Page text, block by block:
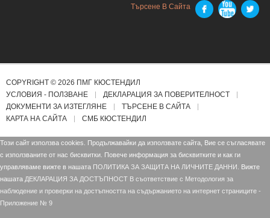
Търсене В Сайта
COPYRIGHT © 2026 ПМГ КЮСТЕНДИЛ
УСЛОВИЯ - ПОЛЗВАНЕ
ДЕКЛАРАЦИЯ ЗА ПОВЕРИТЕЛНОСТ
ДОКУМЕНТИ ЗА ИЗТЕГЛЯНЕ
ТЪРСЕНЕ В САЙТА
КАРТА НА САЙТА
СМБ КЮСТЕНДИЛ
Този сайт използва cookies. Продължавайки да използвате сайта, Вие се съгласявате
с използваните от нас бисквитки. Повече информация за бисквитките и как ги
управляваме вижте в нашата ПОЛИТИКА ЗА ЗАЩИТА НА ЛИЧНИТЕ ДАННИ.
Вижте
нашата ДЕКЛАРАЦИЯ ЗА ДОСТЪПНОСТ В съответствие с Mетодология за
наблюдение и проверки на достъпността на съдържанието на интернет страниците -
Приложение № 9